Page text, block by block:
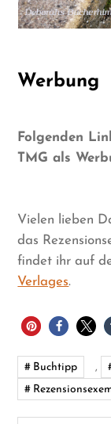
Werbung
Folgenden
TMG als
Vielen lieben
das
findet ihr auf
Verlages.
Buchtipp ,